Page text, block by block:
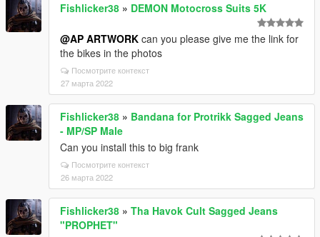
Fishlicker38 » DEMON Motocross Suits 5K
@AP ARTWORK can you please give me the link for
the bikes in the photos
Посмотрите контекст
27 марта 2022
Fishlicker38 » Bandana for Protrikk Sagged Jeans
- MP/SP Male
Can you install this to big frank
Посмотрите контекст
26 марта 2022
Fishlicker38 » Tha Havok Cult Sagged Jeans
"PROPHET"